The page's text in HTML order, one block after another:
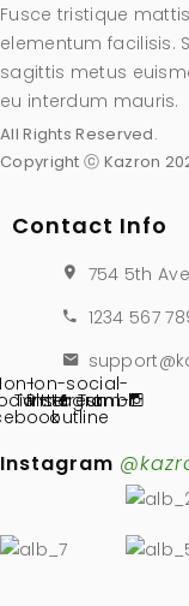
Fusce tristique
elementum facilisis.
sagittis metus
eu interdum mauris.
All Rights Reserved.
Copyright ⓒ Kazron
Contact Info
754 5th Ave
1234 567
Ion-
Twitter
Pinterest
Ion-social-
instagram-
outline
Tumblr
Instagram